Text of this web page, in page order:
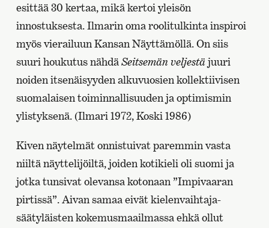
esittää 30 kertaa, mikä kertoi yleisön
innostuksesta. Ilmarin oma roolitulkinta inspiroi
myös vierailuun Kansan Näyttämöllä. On siis
suuri houkutus nähdäSeitsemän veljestäjuuri
noiden itsenäisyyden alkuvuosien kollektiivisen
suomalaisen toiminnallisuuden ja optimismin
ylistyksenä. (Ilmari 1972, Koski 1986)
Kiven näytelmät onnistuivat paremmin vasta
niiltä näyttelijöiltä, joiden kotikieli oli suomi ja
jotka tunsivat olevansa kotonaan ”Impivaaran
pirtissä”. Aivan samaa eivät kielenvaihtaja-
säätyläisten kokemusmaailmassa ehkä ollut